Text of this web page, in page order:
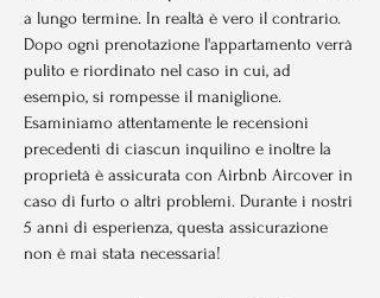
a lungo termine. In realtà è vero il contrario.
Dopo ogni prenotazione l'appartamento verrà
pulito e riordinato nel caso in cui, ad
esempio, si rompesse il maniglione.
Esaminiamo attentamente le recensioni
precedenti di ciascun inquilino e inoltre la
proprietà è assicurata con Airbnb Aircover in
caso di furto o altri problemi. Durante i nostri
5 anni di esperienza, questa assicurazione
non è mai stata necessaria!